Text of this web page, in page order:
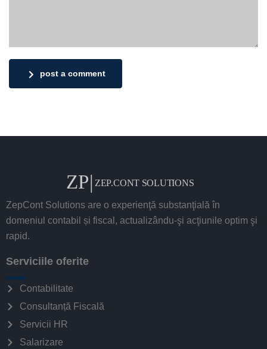
post a comment
ZepCont Solutions are o experienţă substanţială în
domeniul contabil și fiscal, actualizându-şi acţiunile optim şi
rapid.
Serviciile oferite
Contabilitate
Consultanță Fiscală
Servicii HR
Salarizare